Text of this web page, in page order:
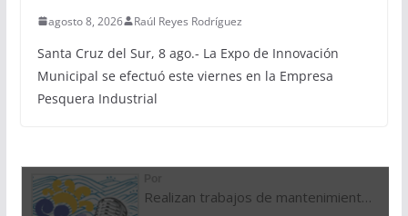
agosto 8, 2026 Raúl Reyes Rodríguez
Santa Cruz del Sur, 8 ago.- La Expo de Innovación
Municipal se efectuó este viernes en la Empresa
Pesquera Industrial